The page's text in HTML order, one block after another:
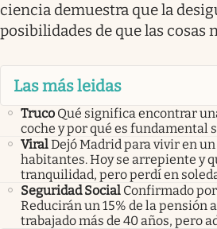
ciencia demuestra que la
posibilidades de que las cosas
Las más leidas
Truco Qué significa encontrar
coche y por qué es fundamental
ViralDejó Madrid para vivir en
habitantes. Hoy se arrepiente y
tranquilidad, pero perdí en
Seguridad Social Confirmado
Reducirán un 15% de la pensión
trabajado más de 40 años, pero